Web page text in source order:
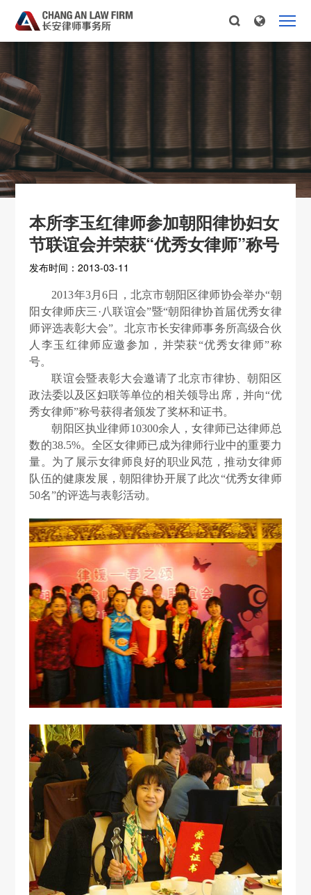
本所李玉红律师参加朝阳律协妇女
节联谊会并荣获“优秀女律师”称号
发布时间：2013-03-11
2013年3月6日，北京市朝阳区律师协会举办“朝
阳女律师庆三·八联谊会”暨“朝阳律协首届优秀女律
师评选表彰大会”。北京市长安律师事务所高级合伙
人李玉红律师应邀参加，并荣获“优秀女律师”称
号。
联谊会暨表彰大会邀请了北京市律协、朝阳区
政法委以及区妇联等单位的相关领导出席，并向“优
秀女律师”称号获得者颁发了奖杯和证书。
朝阳区执业律师10300余人，女律师已达律师总
数的38.5%。全区女律师已成为律师行业中的重要力
量。为了展示女律师良好的职业风范，推动女律师
队伍的健康发展，朝阳律协开展了此次“优秀女律师
50名”的评选与表彰活动。